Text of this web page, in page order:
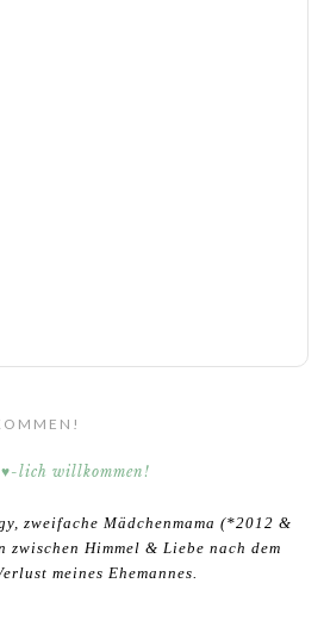
zweifache Mädchenmama (*2012 &
zwischen Himmel & Liebe nach dem
meines Ehemannes.